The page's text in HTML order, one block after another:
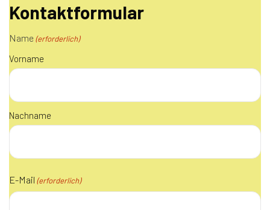
Kontaktformular
Name (erforderlich)
Vorname
Nachname
E-Mail (erforderlich)